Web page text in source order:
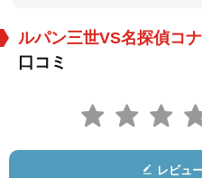
嶋澤弘隆 高木渉
ルパン三世VS名探偵コ
口コミ
レビュ